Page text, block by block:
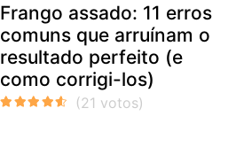
Frango assado: 11 erros
comuns que arruínam o
resultado perfeito (e
como corrigi-los)